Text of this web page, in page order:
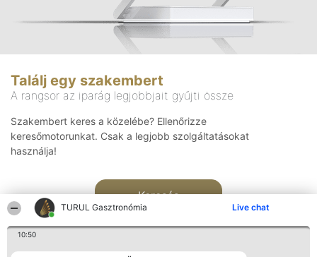
TURUL Gasztronómia Live chat
10:50
Találj egy szakembert
A rangsor az iparág legjobbjait gyűjti össze
Szakembert keres a közelébe? Ellenőrizze
keresőmotorunkat. Csak a legjobb szolgáltatásokat
használja!
Keresés